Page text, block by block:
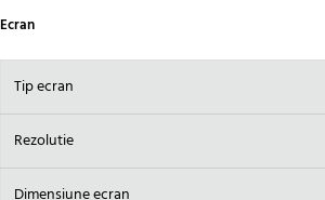
Ecran
Tip ecran
Rezolutie
Dimensiune ecran